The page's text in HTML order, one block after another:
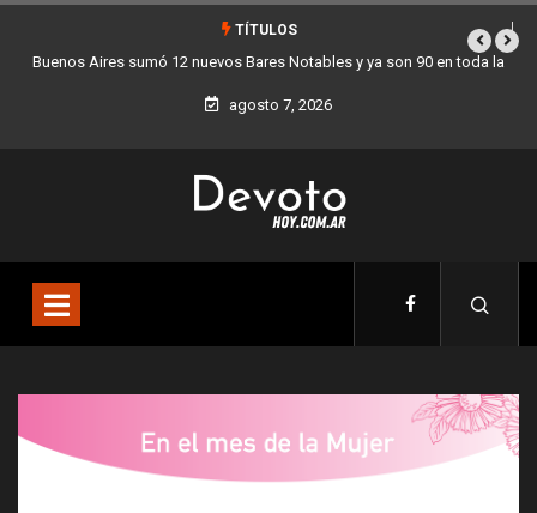
TÍTULOS
Notables y ya son 90 en toda la
Los stands móviles de la Ciudad
agosto 7, 2026